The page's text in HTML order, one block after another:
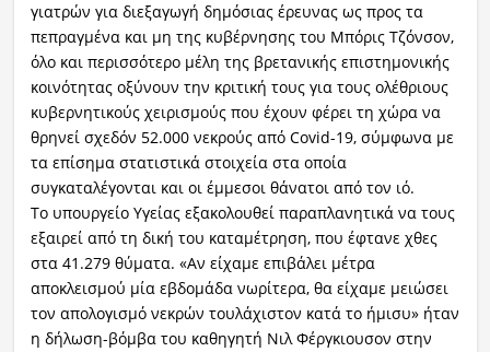
γιατρών για διεξαγωγή δημόσιας έρευνας ως προς τα
πεπραγμένα και μη της κυβέρνησης του Μπόρις Τζόνσον,
όλο και περισσότερο μέλη της βρετανικής επιστημονικής
κοινότητας οξύνουν την κριτική τους για τους ολέθριους
κυβερνητικούς χειρισμούς που έχουν φέρει τη χώρα να
θρηνεί σχεδόν 52.000 νεκρούς από Covid-19, σύμφωνα με
τα επίσημα στατιστικά στοιχεία στα οποία
συγκαταλέγονται και οι έμμεσοι θάνατοι από τον ιό.
Το υπουργείο Υγείας εξακολουθεί παραπλανητικά να τους
εξαιρεί από τη δική του καταμέτρηση, που έφτανε χθες
στα 41.279 θύματα. «Αν είχαμε επιβάλει μέτρα
αποκλεισμού μία εβδομάδα νωρίτερα, θα είχαμε μειώσει
τον απολογισμό νεκρών τουλάχιστον κατά το ήμισυ» ήταν
η δήλωση-βόμβα του καθηγητή Νιλ Φέργκιουσον στην